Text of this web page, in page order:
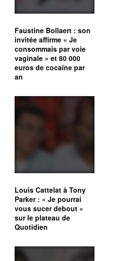
Faustine Bollaert : son
invitée affirme « Je
consommais par voie
vaginale » et 80 000
euros de cocaïne par
an
Louis Cattelat à Tony
Parker : « Je pourrai
vous sucer debout »
sur le plateau de
Quotidien